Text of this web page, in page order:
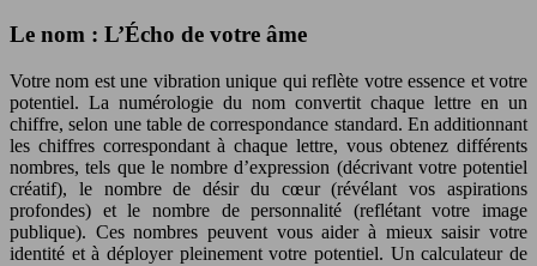
Le nom : L’Écho de votre âme
Votre nom est une vibration unique qui reflète votre essence et votre
potentiel. La numérologie du nom convertit chaque lettre en un
chiffre, selon une table de correspondance standard. En additionnant
les chiffres correspondant à chaque lettre, vous obtenez différents
nombres, tels que le nombre d’expression (décrivant votre potentiel
créatif), le nombre de désir du cœur (révélant vos aspirations
profondes) et le nombre de personnalité (reflétant votre image
publique). Ces nombres peuvent vous aider à mieux saisir votre
identité et à déployer pleinement votre potentiel. Un calculateur de